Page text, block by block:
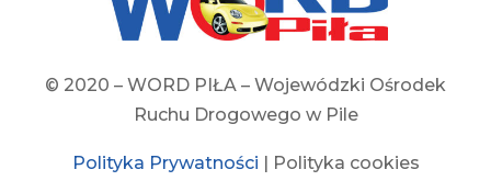
© 2020 – WORD PIŁA – Wojewódzki Ośrodek
Ruchu Drogowego w Pile
Polityka Prywatności | Polityka cookies